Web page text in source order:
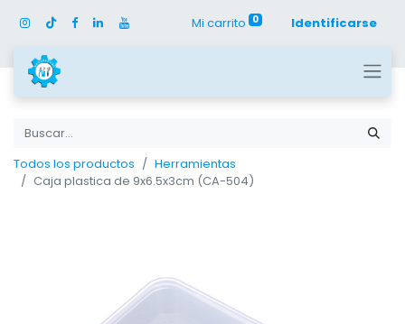
Mi carrito 0 Identificarse
Todos los productos
Herramientas
Caja plastica de 9x6.5x3cm (CA-504)